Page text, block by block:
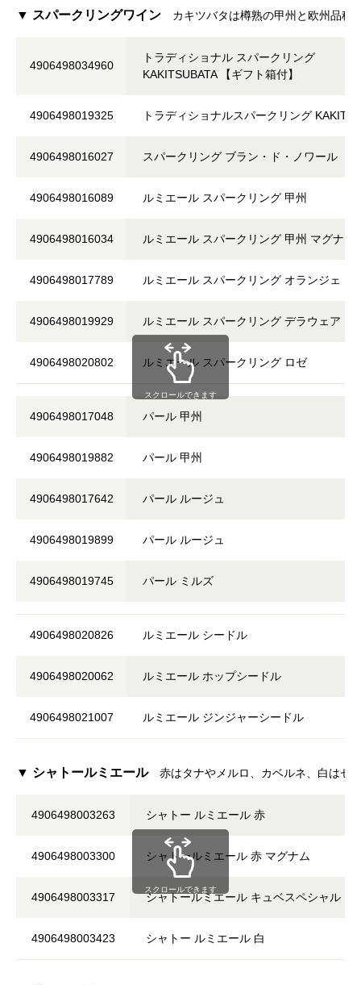
▼ スパークリングワイン カキツバタは樽熟の甲州と欧州品種
4906498034960
トラディショナル スパークリング
KAKITSUBATA 【ギフト箱付】
4906498019325 トラディショナルスパークリング
4906498016027 スパークリング ブラン・ド・ノワール
4906498016089 ルミエール スパークリング 甲州
4906498016034 ルミエール スパークリング 甲州 マグナム
4906498017789 ルミエール スパークリング オランジェ
4906498019929 ルミエール スパークリング デラウェア
4906498020802 ルミエール スパークリング ロゼ
4906498017048 パール 甲州
4906498019882 パール 甲州
4906498017642 パール ルージュ
4906498019899 パール ルージュ
4906498019745 パール ミルズ
4906498020826​ ルミエール シードル
4906498020062 ルミエール ホップシードル
4906498021007 ルミエール ジンジャーシードル
スクロールできます
▼ シャトールミエール 赤はタナやメルロ、カベルネ、白はセ
4906498003263 シャトー ルミエール 赤
4906498003300 シャトールミエール 赤 マグナム
4906498003317 シャトールミエール キュベスペシャル
4906498003423 シャトー ルミエール 白
スクロールできます